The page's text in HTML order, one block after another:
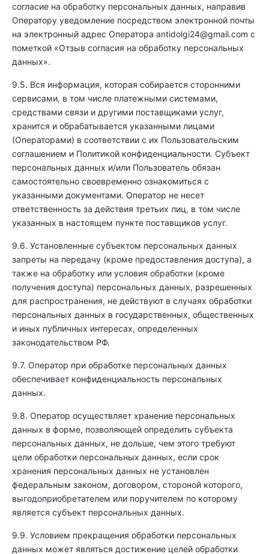
согласие на обработку персональных данных, направив
Оператору уведомление посредством электронной почты
на электронный адрес Оператора antidolgi24@gmail.com с
пометкой «Отзыв согласия на обработку персональных
данных».
9.5. Вся информация, которая собирается сторонними
сервисами, в том числе платежными системами,
средствами связи и другими поставщиками услуг,
хранится и обрабатывается указанными лицами
(Операторами) в соответствии с их Пользовательским
соглашением и Политикой конфиденциальности. Субъект
персональных данных и/или Пользователь обязан
самостоятельно своевременно ознакомиться с
указанными документами. Оператор не несет
ответственность за действия третьих лиц, в том числе
указанных в настоящем пункте поставщиков услуг.
9.6. Установленные субъектом персональных данных
запреты на передачу (кроме предоставления доступа), а
также на обработку или условия обработки (кроме
получения доступа) персональных данных, разрешенных
для распространения, не действуют в случаях обработки
персональных данных в государственных, общественных
и иных публичных интересах, определенных
законодательством РФ.
9.7. Оператор при обработке персональных данных
обеспечивает конфиденциальность персональных
данных.
9.8. Оператор осуществляет хранение персональных
данных в форме, позволяющей определить субъекта
персональных данных, не дольше, чем этого требуют
цели обработки персональных данных, если срок
хранения персональных данных не установлен
федеральным законом, договором, стороной которого,
выгодоприобретателем или поручителем по которому
является субъект персональных данных.
9.9. Условием прекращения обработки персональных
данных может являться достижение целей обработки